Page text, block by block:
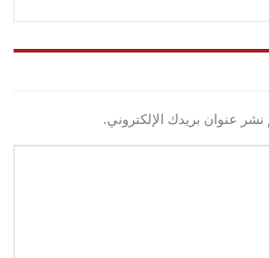
نشر عنوان بريدك الإلكتروني.